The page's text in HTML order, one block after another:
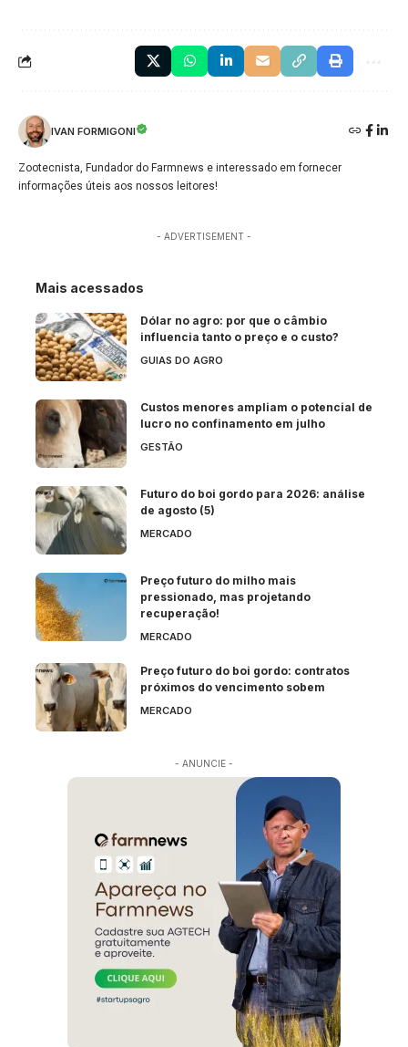
IVAN FORMIGONI
Zootecnista, Fundador do Farmnews e interessado em fornecer
informações úteis aos nossos leitores!
- ADVERTISEMENT -
Mais acessados
Dólar no agro: por que o câmbio
influencia tanto o preço e o custo?
GUIAS DO AGRO
Custos menores ampliam o potencial de
lucro no confinamento em julho
GESTÃO
Futuro do boi gordo para 2026: análise
de agosto (5)
MERCADO
Preço futuro do milho mais
pressionado, mas projetando
recuperação!
MERCADO
Preço futuro do boi gordo: contratos
próximos do vencimento sobem
MERCADO
- ANUNCIE -